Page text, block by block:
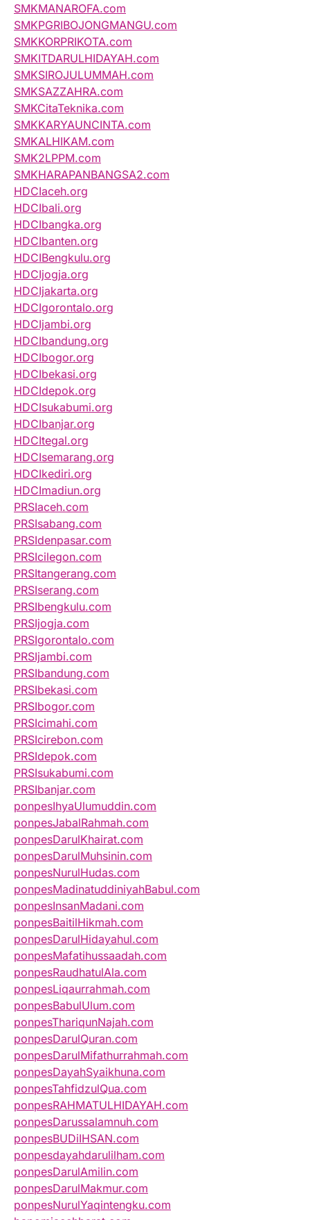
SMKMANAROFA.com
SMKPGRIBOJONGMANGU.com
SMKKORPRIKOTA.com
SMKITDARULHIDAYAH.com
SMKSIROJULUMMAH.com
SMKSAZZAHRA.com
SMKCitaTeknika.com
SMKKARYAUNCINTA.com
SMKALHIKAM.com
SMK2LPPM.com
SMKHARAPANBANGSA2.com
HDCIaceh.org
HDCIbali.org
HDCIbangka.org
HDCIbanten.org
HDCIBengkulu.org
HDCIjogja.org
HDCIjakarta.org
HDCIgorontalo.org
HDCIjambi.org
HDCIbandung.org
HDCIbogor.org
HDCIbekasi.org
HDCIdepok.org
HDCIsukabumi.org
HDCIbanjar.org
HDCItegal.org
HDCIsemarang.org
HDCIkediri.org
HDCImadiun.org
PRSIaceh.com
PRSIsabang.com
PRSIdenpasar.com
PRSIcilegon.com
PRSItangerang.com
PRSIserang.com
PRSIbengkulu.com
PRSIjogja.com
PRSIgorontalo.com
PRSIjambi.com
PRSIbandung.com
PRSIbekasi.com
PRSIbogor.com
PRSIcimahi.com
PRSIcirebon.com
PRSIdepok.com
PRSIsukabumi.com
PRSIbanjar.com
ponpesIhyaUlumuddin.com
ponpesJabalRahmah.com
ponpesDarulKhairat.com
ponpesDarulMuhsinin.com
ponpesNurulHudas.com
ponpesMadinatuddiniyahBabul.com
ponpesInsanMadani.com
ponpesBaitilHikmah.com
ponpesDarulHidayahul.com
ponpesMafatihussaadah.com
ponpesRaudhatulAla.com
ponpesLiqaurrahmah.com
ponpesBabulUlum.com
ponpesThariqunNajah.com
ponpesDarulQuran.com
ponpesDarulMifathurrahmah.com
ponpesDayahSyaikhuna.com
ponpesTahfidzulQua.com
ponpesRAHMATULHIDAYAH.com
ponpesDarussalamnuh.com
ponpesBUDiIHSAN.com
ponpesdayahdarulilham.com
ponpesDarulAmilin.com
ponpesDarulMakmur.com
ponpesNurulYaqintengku.com